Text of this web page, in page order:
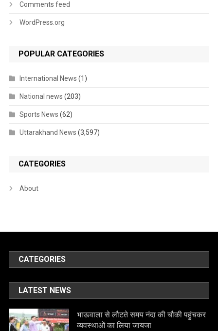
Comments feed
WordPress.org
POPULAR CATEGORIES
International News (1)
National news (203)
Sports News (62)
Uttarakhand News (3,597)
CATEGORIES
About
CATEGORIES
LATEST NEWS
भाऊवाला से लौटते समय नंदा की चौकी पहुंचकर
व्यवस्थाओं का लिया जायजा